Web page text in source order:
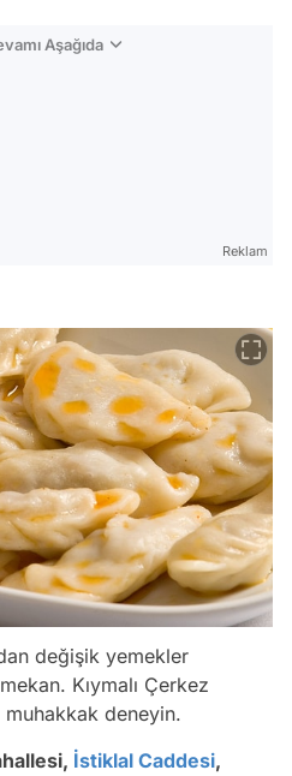
Aşağıda
Reklam
değişik yemekler
Kıymalı Çerkez
muhakkak deneyin.
İstiklal Caddesi,